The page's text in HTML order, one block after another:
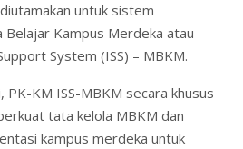
untuk sistem
Kampus Merdeka atau
System (ISS) – MBKM.
KM ISS-MBKM secara khusus
tata kelola MBKM dan
kampus merdeka untuk